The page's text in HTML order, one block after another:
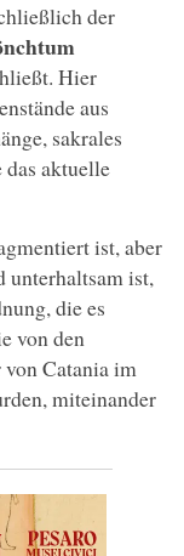
der
Hier
aus
sakrales
aktuelle
ist, aber
unterhaltsam ist,
die es
von den
Catania im
miteinander